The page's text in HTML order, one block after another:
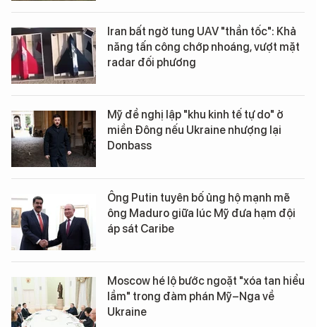
Iran bất ngờ tung UAV "thần tốc": Khả
năng tấn công chớp nhoáng, vượt mặt
radar đối phương
Mỹ đề nghị lập "khu kinh tế tự do" ở
miền Đông nếu Ukraine nhượng lại
Donbass
Ông Putin tuyên bố ủng hộ mạnh mẽ
ông Maduro giữa lúc Mỹ đưa hạm đội
áp sát Caribe
Moscow hé lộ bước ngoặt "xóa tan hiểu
lầm" trong đàm phán Mỹ–Nga về
Ukraine